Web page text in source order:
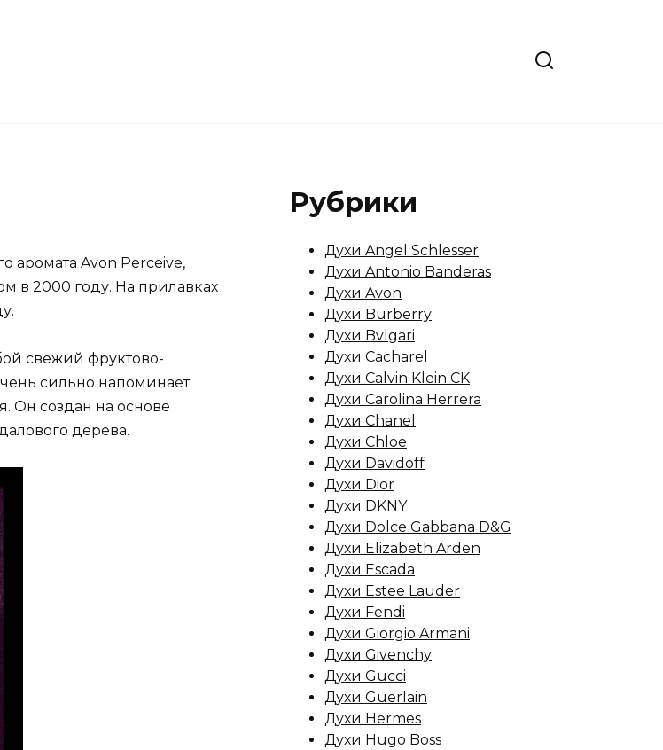
аромата Avon Perceive,
в 2000 году. На прилавках
свежий фруктово-
сильно напоминает
Он создан на основе
дерева.
Рубрики
Духи Angel Schlesser
Духи Antonio Banderas
Духи Avon
Духи Burberry
Духи Bvlgari
Духи Cacharel
Духи Calvin Klein CK
Духи Carolina Herrera
Духи Chanel
Духи Chloe
Духи Davidoff
Духи Dior
Духи DKNY
Духи Dolce Gabbana D&G
Духи Elizabeth Arden
Духи Escada
Духи Estee Lauder
Духи Fendi
Духи Giorgio Armani
Духи Givenchy
Духи Gucci
Духи Guerlain
Духи Hermes
Духи Hugo Boss